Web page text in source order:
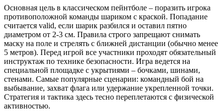
Основная цель в классическом пейнтболе – поразить игрока
противоположной команды шариком с краской. Попадание
считается valid, если шарик разбился и оставил пятно
диаметром от 2-3 см. Правила строго запрещают снимать
маску на поле и стрелять с ближней дистанции (обычно менее
5 метров). Перед игрой все участники проходят обязательный
инструктаж по технике безопасности. Игра ведется на
специальной площадке с укрытиями – бочками, шинами,
стенами. Самые популярные сценарии: командный бой на
выбывание, захват флага или удержание укрепленной точки.
Стратегия и тактика здесь тесно переплетаются с физической
активностью.